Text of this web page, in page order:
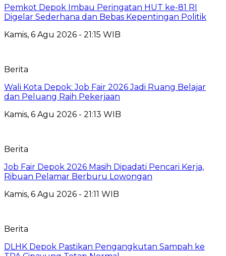
Pemkot Depok Imbau Peringatan HUT ke-81 RI
Digelar Sederhana dan Bebas Kepentingan Politik
Kamis, 6 Agu 2026 - 21:15 WIB
Berita
Wali Kota Depok: Job Fair 2026 Jadi Ruang Belajar
dan Peluang Raih Pekerjaan
Kamis, 6 Agu 2026 - 21:13 WIB
Berita
Job Fair Depok 2026 Masih Dipadati Pencari Kerja,
Ribuan Pelamar Berburu Lowongan
Kamis, 6 Agu 2026 - 21:11 WIB
Berita
DLHK Depok Pastikan Pengangkutan Sampah ke